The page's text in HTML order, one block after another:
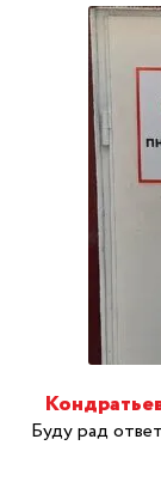
Буду рад